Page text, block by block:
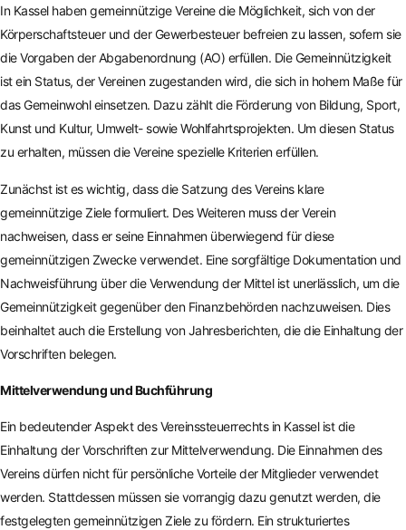
In Kassel haben gemeinnützige Vereine die Möglichkeit, sich von der
Körperschaftsteuer und der Gewerbesteuer befreien zu lassen, sofern sie
die Vorgaben der Abgabenordnung (AO) erfüllen. Die Gemeinnützigkeit
ist ein Status, der Vereinen zugestanden wird, die sich in hohem Maße für
das Gemeinwohl einsetzen. Dazu zählt die Förderung von Bildung, Sport,
Kunst und Kultur, Umwelt- sowie Wohlfahrtsprojekten. Um diesen Status
zu erhalten, müssen die Vereine spezielle Kriterien erfüllen.
Zunächst ist es wichtig, dass die Satzung des Vereins klare
gemeinnützige Ziele formuliert. Des Weiteren muss der Verein
nachweisen, dass er seine Einnahmen überwiegend für diese
gemeinnützigen Zwecke verwendet. Eine sorgfältige Dokumentation und
Nachweisführung über die Verwendung der Mittel ist unerlässlich, um die
Gemeinnützigkeit gegenüber den Finanzbehörden nachzuweisen. Dies
beinhaltet auch die Erstellung von Jahresberichten, die die Einhaltung der
Vorschriften belegen.
Mittelverwendung und Buchführung
Ein bedeutender Aspekt des Vereinssteuerrechts in Kassel ist die
Einhaltung der Vorschriften zur Mittelverwendung. Die Einnahmen des
Vereins dürfen nicht für persönliche Vorteile der Mitglieder verwendet
werden. Stattdessen müssen sie vorrangig dazu genutzt werden, die
festgelegten gemeinnützigen Ziele zu fördern. Ein strukturiertes